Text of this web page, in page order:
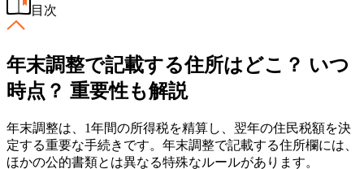
目次
年末調整で記載する住所はどこ？ いつ
時点？ 重要性も解説
年末調整は、1年間の所得税を精算し、翌年の住民税額を決
定する重要な手続きです。年末調整で記載する住所欄には、
ほかの公的書類とは異なる特殊なルールがあります。